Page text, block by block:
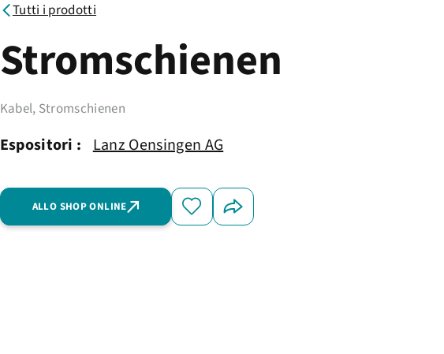
Tutti i prodotti
Stromschienen
Kabel, Stromschienen
Espositori : Lanz Oensingen AG
ALLO SHOP ONLINE